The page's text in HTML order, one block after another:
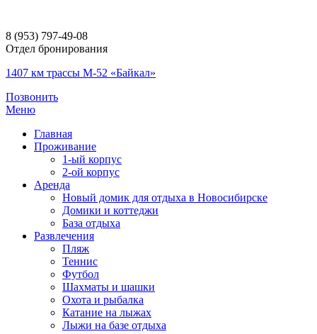
8 (953) 797-49-08
Отдел бронирования
1407 км трассы М-52 «Байкал»
Позвонить
Меню
Главная
Проживание
1-ый корпус
2-ой корпус
Аренда
Новый домик для отдыха в Новосибирске
Домики и коттеджи
База отдыха
Развлечения
Пляж
Теннис
Футбол
Шахматы и шашки
Охота и рыбалка
Катание на лыжах
Лыжи на базе отдыха